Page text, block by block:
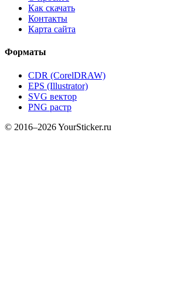
Как скачать
Контакты
Карта сайта
Форматы
CDR (CorelDRAW)
EPS (Illustrator)
SVG вектор
PNG растр
© 2016–2026 YourSticker.ru